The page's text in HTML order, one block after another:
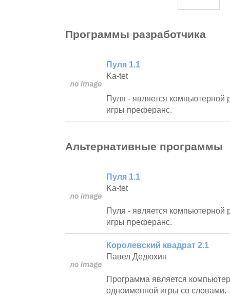
Программы разработчика
Пуля 1.1
Ka-tet
Пуля - является компьютерной
игры преферанс.
Альтернативные программы
Пуля 1.1
Ka-tet
Пуля - является компьютерной
игры преферанс.
Королевский квадрат 2.1
Павел Дедюхин
Программа является
одноименной игры со словами.